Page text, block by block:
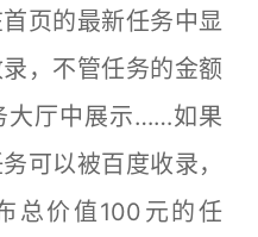
页的最新任务中显
，不管任务的金额
大厅中展示……如果
可以被百度收录，
总价值100元的任